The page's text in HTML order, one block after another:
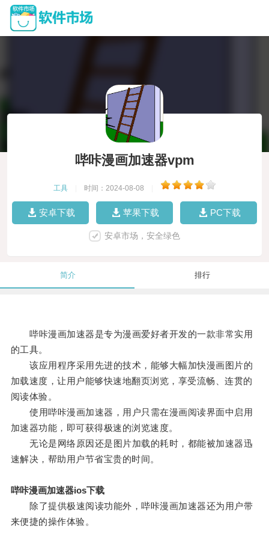
哔咔漫画加速器vpm
工具 时间：2024-08-08
安卓下载 苹果下载 PC下载
安卓市场，安全绿色
简介 排行
哔咔漫画加速器是专为漫画爱好者开发的一款非常实用
的工具。
该应用程序采用先进的技术，能够大幅加快漫画图片的
加载速度，让用户能够快速地翻页浏览，享受流畅、连贯的
阅读体验。
使用哔咔漫画加速器，用户只需在漫画阅读界面中启用
加速器功能，即可获得极速的浏览速度。
无论是网络原因还是图片加载的耗时，都能被加速器迅
速解决，帮助用户节省宝贵的时间。
哔咔漫画加速器ios下载
除了提供极速阅读功能外，哔咔漫画加速器还为用户带
来便捷的操作体验。